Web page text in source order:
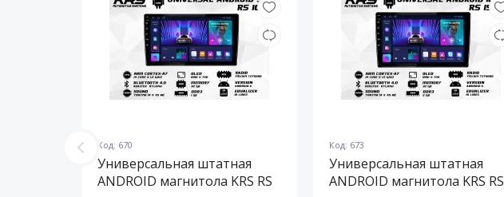
Код: 670
Универсальная штатная
ANDROID магнитола KRS RS
Код: 673
Универсальная штатная
ANDROID магнитола KRS RS